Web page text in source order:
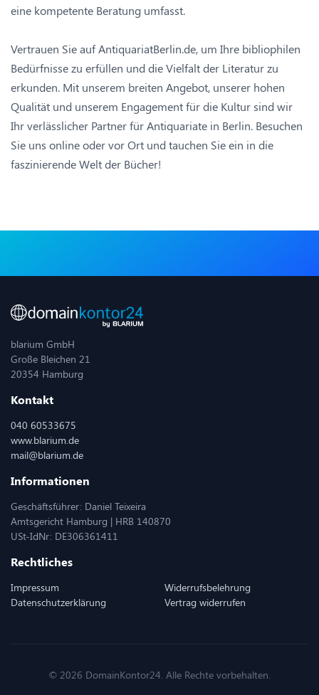
eine kompetente Beratung umfasst.
Vertrauen Sie auf AntiquariatBerlin.de, um Ihre bibliophilen
Bedürfnisse zu erfüllen und die Vielfalt der Literatur zu
erkunden. Mit unserem breiten Angebot, unserer hohen
Qualität und unserem Engagement für die Kultur sind wir
Ihr verlässlicher Partner für Antiquariate in Berlin. Besuchen
Sie uns online oder vor Ort und tauchen Sie ein in die
faszinierende Welt der Bücher!
blarium GmbH
Große Bleichen 21
20354 Hamburg
Kontakt
040 60533675
www.blarium.de
mail@blarium.de
Informationen
Geschäftsführer: Daniel Teixeira
Amtsgericht Hamburg | HRB 140870
USt-IdNr: DE306361411
Rechtliches
Impressum
Datenschutzerklärung
Widerrufsbelehrung
Vertrag widerrufen
© 2026 DomainKontor24. Alle Rechte vorbehalten.